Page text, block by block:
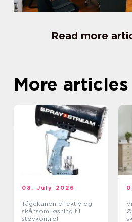
Read more
More articles
08. July 2026
Tågekanon effektiv og
skånsom løsning til
støvkontrol